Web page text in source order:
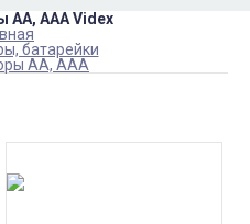
АА, ААА Videx
батарейки
АА, ААА